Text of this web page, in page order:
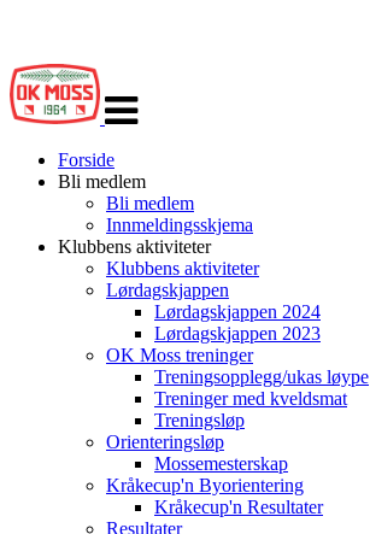
navigasjon
Forside
Bli medlem
Bli medlem
Innmeldingsskjema
Klubbens aktiviteter
Klubbens aktiviteter
Lørdagskjappen
Lørdagskjappen 2024
Lørdagskjappen 2023
OK Moss treninger
Treningsopplegg/ukas løype
Treninger med kveldsmat
Treningsløp
Orienteringsløp
Mossemesterskap
Kråkecup'n Byorientering
Kråkecup'n Resultater
Resultater